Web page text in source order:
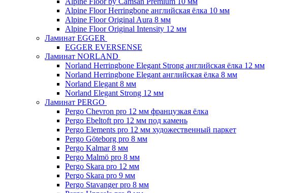
Alpine Floor Herringbone английская ёлка 10 мм
Alpine Floor Original Aura 8 мм
Alpine Floor Original Intensity 12 мм
Ламинат EGGER
EGGER EVERSENSE
Ламинат NORLAND
Norland Herringbone Elegant Strong английская ёлка 12 мм
Norland Herringbone Elegant английская ёлка 8 мм
Norland Elegant 8 мм
Norland Elegant Strong 12 мм
Ламинат PERGO
Pergo Chevron pro 12 мм французкая ёлка
Pergo Ebeltoft pro 12 мм под камень
Pergo Elements pro 12 мм художественный паркет
Pergo Göteborg pro 8 мм
Pergo Kalmar 8 мм
Pergo Malmö pro 8 мм
Pergo Skara pro 12 мм
Pergo Skara pro 9 мм
Pergo Stavanger pro 8 мм